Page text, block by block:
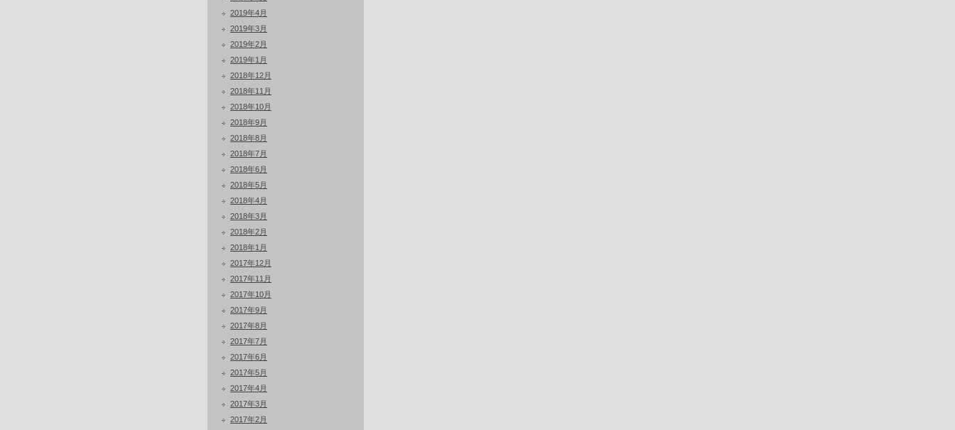
2019年4月
2019年3月
2019年2月
2019年1月
2018年12月
2018年11月
2018年10月
2018年9月
2018年8月
2018年7月
2018年6月
2018年5月
2018年4月
2018年3月
2018年2月
2018年1月
2017年12月
2017年11月
2017年10月
2017年9月
2017年8月
2017年7月
2017年6月
2017年5月
2017年4月
2017年3月
2017年2月